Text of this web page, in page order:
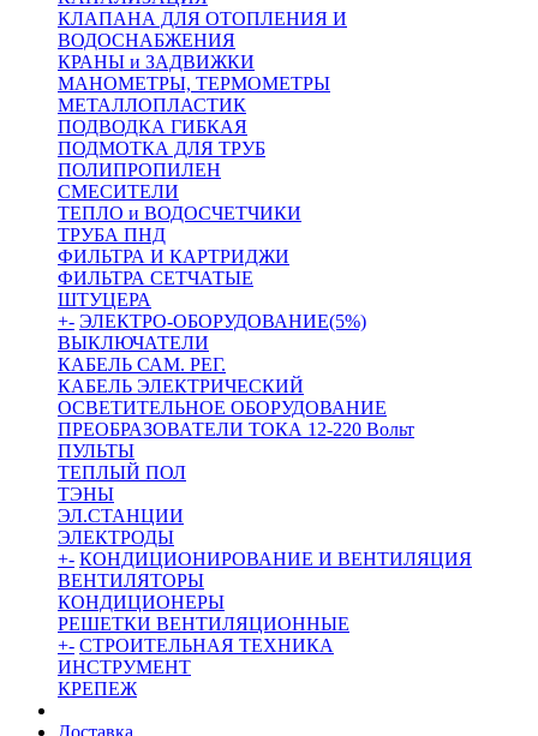
КЛАПАНА ДЛЯ ОТОПЛЕНИЯ И
ВОДОСНАБЖЕНИЯ
КРАНЫ и ЗАДВИЖКИ
МАНОМЕТРЫ, ТЕРМОМЕТРЫ
МЕТАЛЛОПЛАСТИК
ПОДВОДКА ГИБКАЯ
ПОДМОТКА ДЛЯ ТРУБ
ПОЛИПРОПИЛЕН
СМЕСИТЕЛИ
ТЕПЛО и ВОДОСЧЕТЧИКИ
ТРУБА ПНД
ФИЛЬТРА И КАРТРИДЖИ
ФИЛЬТРА СЕТЧАТЫЕ
ШТУЦЕРА
+- ЭЛЕКТРО-ОБОРУДОВАНИЕ(5%)
ВЫКЛЮЧАТЕЛИ
КАБЕЛЬ САМ. РЕГ.
КАБЕЛЬ ЭЛЕКТРИЧЕСКИЙ
ОСВЕТИТЕЛЬНОЕ ОБОРУДОВАНИЕ
ПРЕОБРАЗОВАТЕЛИ ТОКА 12-220 Вольт
ПУЛЬТЫ
ТЕПЛЫЙ ПОЛ
ТЭНЫ
ЭЛ.СТАНЦИИ
ЭЛЕКТРОДЫ
+- КОНДИЦИОНИРОВАНИЕ И ВЕНТИЛЯЦИЯ
ВЕНТИЛЯТОРЫ
КОНДИЦИОНЕРЫ
РЕШЕТКИ ВЕНТИЛЯЦИОННЫЕ
+- СТРОИТЕЛЬНАЯ ТЕХНИКА
ИНСТРУМЕНТ
КРЕПЕЖ
Доставка